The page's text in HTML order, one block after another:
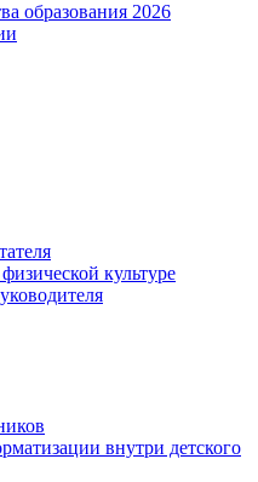
образования 2026
культуре
внутри детского